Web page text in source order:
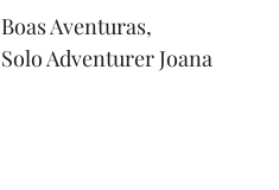
Boas Aventuras,
Solo Adventurer Joana